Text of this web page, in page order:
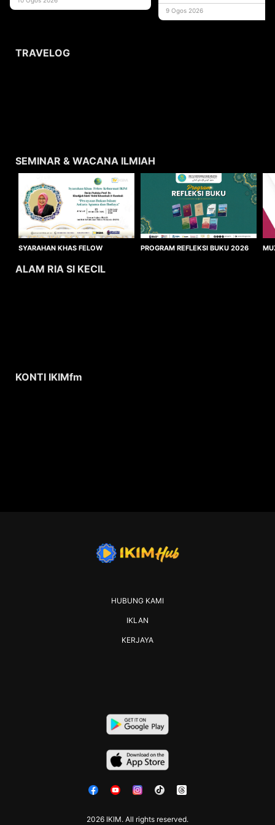
memperluas
9 Ogos 2026
TRAVELOG
SEMINAR & WACANA ILMIAH
SYARAHAN KHAS FELOW
PROGRAM REFLEKSI BUKU 2026
ALAM RIA SI KECIL
KONTI IKIMfm
2026 IKIM. All rights reserved.
HUBUNG KAMI
IKLAN
KERJAYA